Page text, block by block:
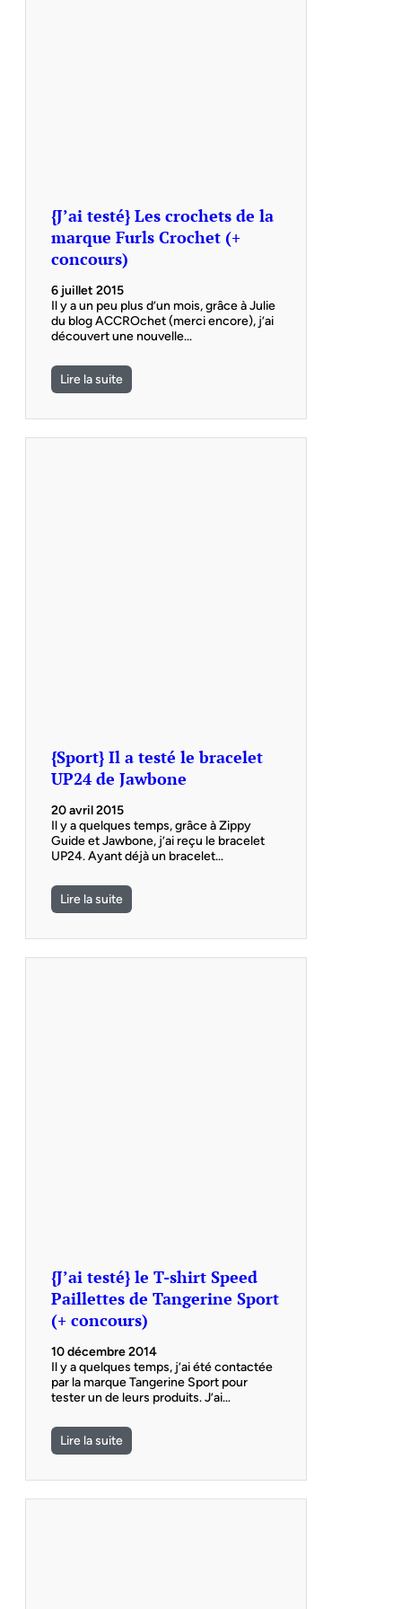
{J’ai testé} Les crochets de la
marque Furls Crochet (+
concours)
6 juillet 2015
Il y a un peu plus d’un mois, grâce à Julie
du blog ACCROchet (merci encore), j’ai
découvert une nouvelle…
Lire la suite
{Sport} Il a testé le bracelet
UP24 de Jawbone
20 avril 2015
Il y a quelques temps, grâce à Zippy
Guide et Jawbone, j’ai reçu le bracelet
UP24. Ayant déjà un bracelet…
Lire la suite
{J’ai testé} le T-shirt Speed
Paillettes de Tangerine Sport
(+ concours)
10 décembre 2014
Il y a quelques temps, j’ai été contactée
par la marque Tangerine Sport pour
tester un de leurs produits. J’ai…
Lire la suite